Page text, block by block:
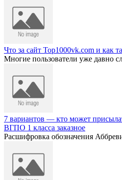
Что за сайт Top1000vk.com и как
Многие пользователи уже давно
7 вариантов — кто может
ВГПО 1 класса заказное
Расшифровка обозначения